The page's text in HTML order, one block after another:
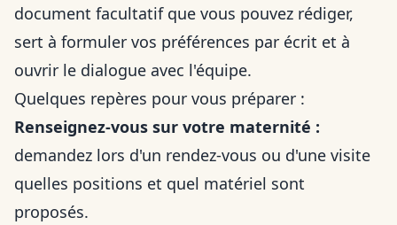
document facultatif que vous pouvez rédiger,
sert à formuler vos préférences par écrit et à
ouvrir le dialogue avec l'équipe.
Quelques repères pour vous préparer :
Renseignez-vous sur votre maternité :
demandez lors d'un rendez-vous ou d'une visite
quelles positions et quel matériel sont
proposés.